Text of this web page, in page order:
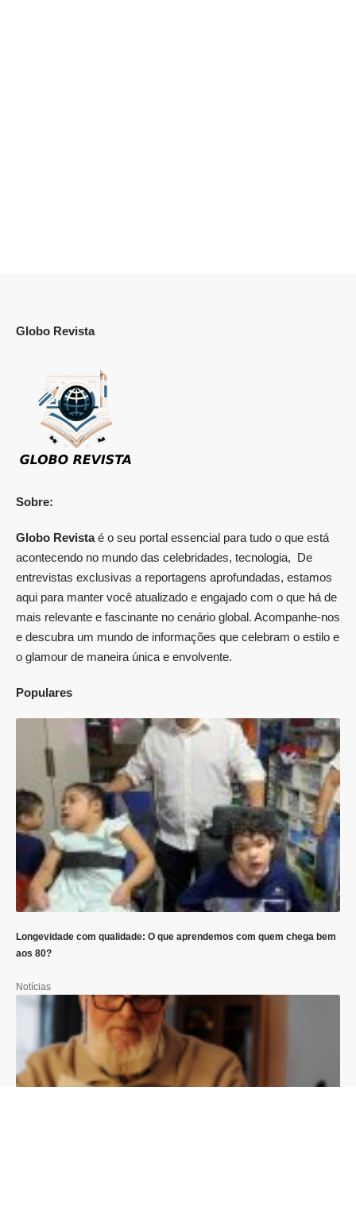
Globo Revista
Sobre:
Globo Revistaé o seu portal essencial para tudo o que está
acontecendo no mundo das celebridades, tecnologia, De
entrevistas exclusivas a reportagens aprofundadas, estamos
aqui para manter você atualizado e engajado com o que há de
mais relevante e fascinante no cenário global. Acompanhe-nos
e descubra um mundo de informações que celebram o estilo e
o glamour de maneira única e envolvente.
Populares
Longevidade com qualidade: O que aprendemos com quem chega bem
aos 80?
Notícias